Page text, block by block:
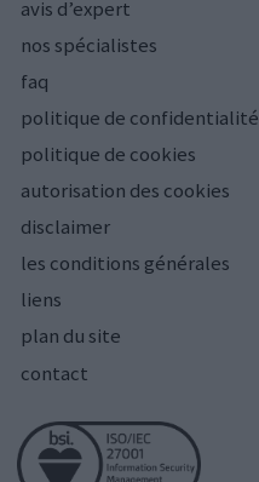
avis d’expert
nos spécialistes
faq
politique de confidentialité
politique de cookies
autorisation des cookies
disclaimer
les conditions générales
liens
plan du site
contact